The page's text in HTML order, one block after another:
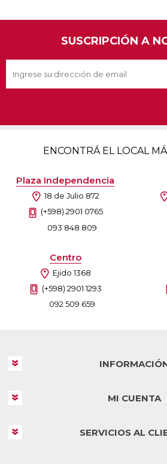
SUSCRIPCIÓN A
ENCONTRÁ EL LOCAL
Plaza Independencia
18 de Julio 872
(+598) 2901 0765
093 848 809
Centro
Ejido 1368
(+598) 2901 1293
092 509 659
MI CUENTA
SERVICIOS AL